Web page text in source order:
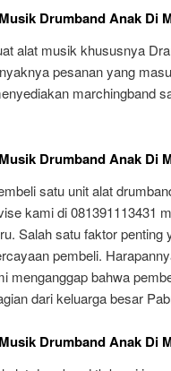
Drumband Anak Di
alat musik khususnya
pesanan yang
marchingband
Drumband Anak Di
satu unit alat
kami di 081391113431
Salah satu faktor
pembeli.
menganggap bahwa
dari keluarga besar
Drumband Anak Di